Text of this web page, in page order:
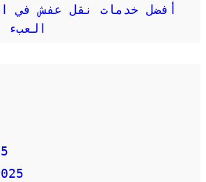
أفضل خدمات نقل عفش في
العبء